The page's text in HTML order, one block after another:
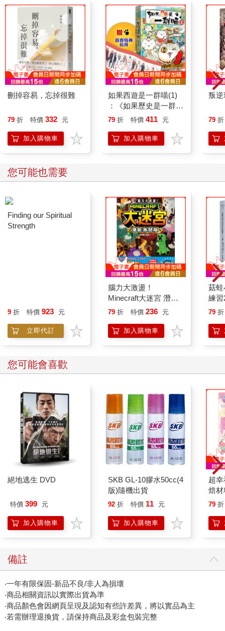
刪掉容易，忘掉很難
79 折 特價 332 元
加入購物車
如果西遊是一群喵(1)
：《如果歷史是一群
喵》作者最新力作，附
79 折 特價 411 元
加入購物車
叛逆
79 折
您可能也需要
9 折 特價 923 元
立即代訂
腦力大激盪！
Minecraft大迷宮 潛能
激發版
79 折 特價 236 元
加入購物車
菇
練
凡
79 折
您可能會喜歡
絕地逃生 DVD
特價 399 元
加入購物車
SKB GL-10膠水50cc(4
版)隨機出貨
92 折 特價 11 元
加入購物車
超
焙
愛
79 折
備註
‧一年有限保固-新品不良/非人為損壞
‧商品相關資訊以實際出貨為準
‧商品顏色會因網頁呈現及認知有些許差異，將以實品為主
‧若需辦理退換貨，請保持商品及彩盒包裝完整